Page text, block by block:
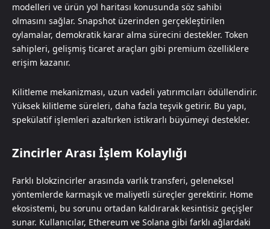
modelleri ve ürün yol haritası konusunda söz sahibi
olmasını sağlar. Snapshot üzerinden gerçekleştirilen
oylamalar, demokratik karar alma sürecini destekler. Token
sahipleri, gelişmiş ticaret araçları gibi premium özelliklere
erişim kazanır.
Kilitleme mekanizması, uzun vadeli yatırımcıları ödüllendirir.
Yüksek kilitleme süreleri, daha fazla teşvik getirir. Bu yapı,
spekülatif işlemleri azaltırken istikrarlı büyümeyi destekler.
Zincirler Arası İşlem Kolaylığı
Farklı blokzincirler arasında varlık transferi, geleneksel
yöntemlerde karmaşık ve maliyetli süreçler gerektirir. Home
ekosistemi, bu sorunu ortadan kaldırarak kesintisiz geçişler
sunar. Kullanıcılar, Ethereum ve Solana gibi farklı ağlardaki